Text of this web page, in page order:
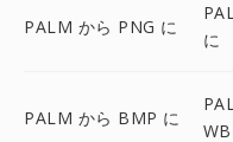
PALM から PNG に
に
PALM から BMP に